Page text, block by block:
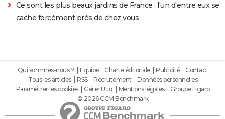
Ce sont les plus beaux jardins de France : l'un d'entre eux se
cache forcément près de chez vous
Qui sommes-nous ? Equipe Charte éditoriale Publicité
Contact
Tous les articles
RSS Recrutement
Données personnelles
Paramétrer les cookies
Gérer Utiq Mentions légales
Groupe Figaro
© 2026 CCM Benchmark